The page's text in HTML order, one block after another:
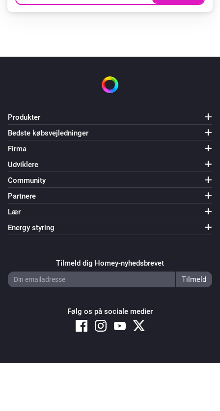
Produkter
Bedste købsvejledninger
Firma
Udviklere
Community
Partnere
Lær
Energy styring
Tilmeld dig Homey-nyhedsbrevet
Følg os på sociale medier